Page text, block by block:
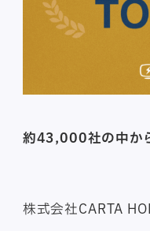
約43,000社の中か
株式会社CARTA